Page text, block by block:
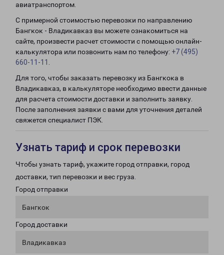
авиатранспортом.
С примерной стоимостью перевозки по направлению
Бангкок - Владикавказ вы можете ознакомиться на
сайте, произвести расчет стоимости с помощью онлайн-
калькулятора или позвонить нам по телефону: +7 (495)
660-11-11
Для того, чтобы заказать перевозку из Бангкока в
Владикавказ, в калькуляторе необходимо ввести данные
для расчета стоимости доставки и заполнить заявку.
После заполнения заявки с вами для уточнения деталей
свяжется специалист ПЭК.
Узнать тариф и срок перевозки
Чтобы узнать тариф, укажите город отправки, город
доставки, тип перевозки и вес груза.
Город отправки
Бангкок
Город доставки
Владикавказ